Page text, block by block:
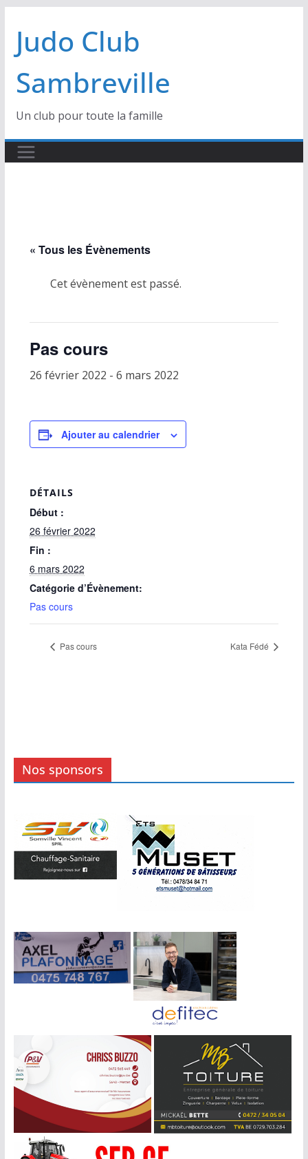
contenu
Judo Club
Sambreville
Un club pour toute la famille
« Tous les Évènements
Cet évènement est passé.
Pas cours
26 février 2022 - 6 mars 2022
Ajouter au calendrier
DÉTAILS
Début :
26 février 2022
Fin :
6 mars 2022
Catégorie d’Évènement:
Pas cours
Pas cours Kata Fédé
Nos sponsors